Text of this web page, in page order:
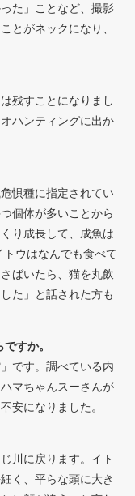
た」ことなど、撮影
とがネックになり、
残すことになりまし
ハンティングに出か
惧種に指定されてい
個体が多いことから
り成長して、成魚は
ウはなんでも食べて
ばいたら、猫を丸飲
た」と話された方も
すか。
です。調べている内
マちゃんスーさんが
安になりました。
川に戻ります。イト
く、平らな頭に大き